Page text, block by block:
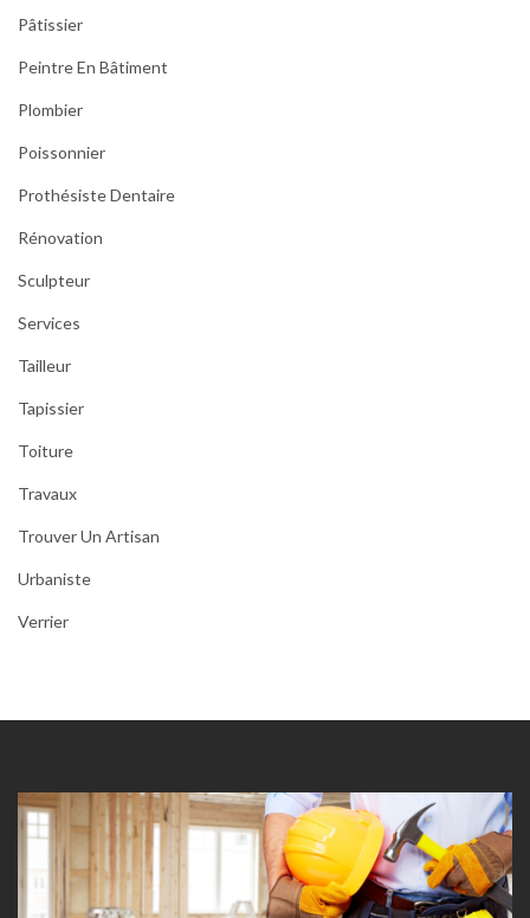
Pâtissier
Peintre En Bâtiment
Plombier
Poissonnier
Prothésiste Dentaire
Rénovation
Sculpteur
Services
Tailleur
Tapissier
Toiture
Travaux
Trouver Un Artisan
Urbaniste
Verrier